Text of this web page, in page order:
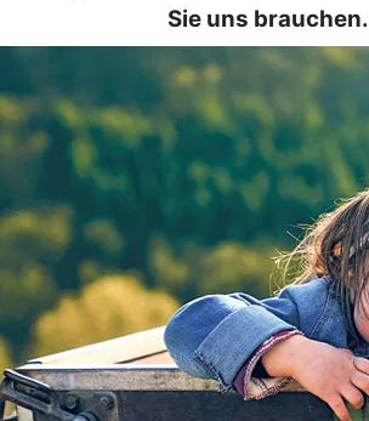
Sie uns brauchen.